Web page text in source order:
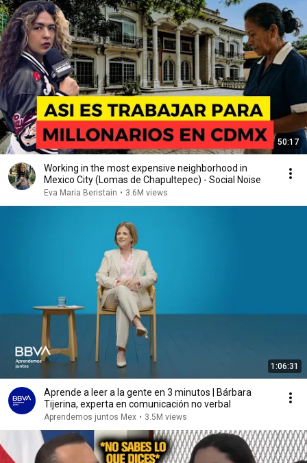
50:17
Working in the most expensive neighborhood in
Mexico City (Lomas de Chapultepec) - Social Noise
Eva Maria Beristain • 3.6M views
1:06:31
Aprende a leer a la gente en 3 minutos | Bárbara
Tijerina, experta en comunicación no verbal
Aprendemos juntos Mex • 3.5M views